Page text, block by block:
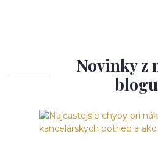
Novinky z
blogu